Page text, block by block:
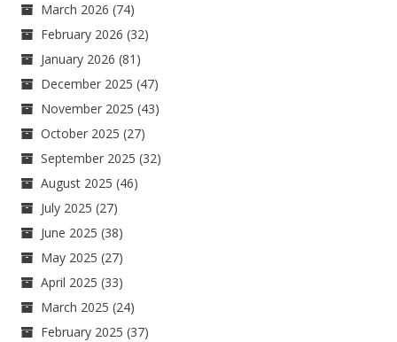
March 2026 (74)
February 2026 (32)
January 2026 (81)
December 2025 (47)
November 2025 (43)
October 2025 (27)
September 2025 (32)
August 2025 (46)
July 2025 (27)
June 2025 (38)
May 2025 (27)
April 2025 (33)
March 2025 (24)
February 2025 (37)